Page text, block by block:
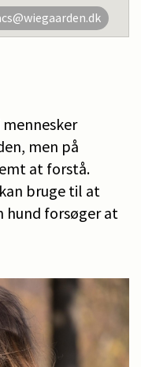
men på
at forstå.
bruge til at
hund forsøger at